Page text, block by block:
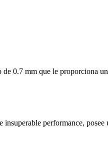
0.7 mm que le proporciona
performance,